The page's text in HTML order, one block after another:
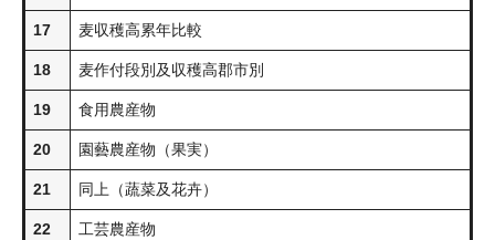
17 麦収穫高累年比較
18 麦作付段別及収穫高郡市別
19 食用農産物
20 園藝農産物（果実）
21 同上（蔬菜及花卉）
22 工芸農産物